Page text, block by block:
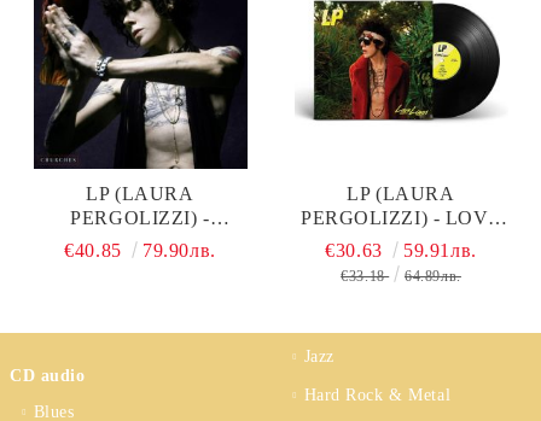
LP (LAURA
PERGOLIZZI) -
CHURCHES (LIMITED
€40.85 79.90лв.
LP (LAURA
PERGOLIZZI) - LOVE
LINES (VINYL)
€30.63 59.91лв.
€33.18 64.89лв.
CD audio
Blues
Jazz
Hard Rock & Metal